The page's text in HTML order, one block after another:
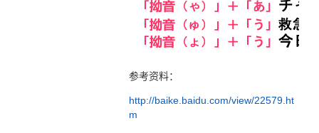
参考资料：
http://baike.baidu.com/view/22579.ht
m